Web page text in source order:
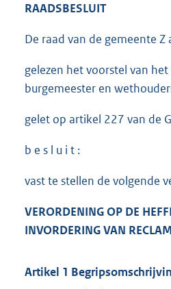
RAADSBESLUIT
De raad van de gemeente Z
gelezen het voorstel van het
burgemeester en
gelet op artikel 227 van de
b e s l u i t :
vast te stellen de volgende
VERORDENING OP DE
INVORDERING VAN
Artikel 1